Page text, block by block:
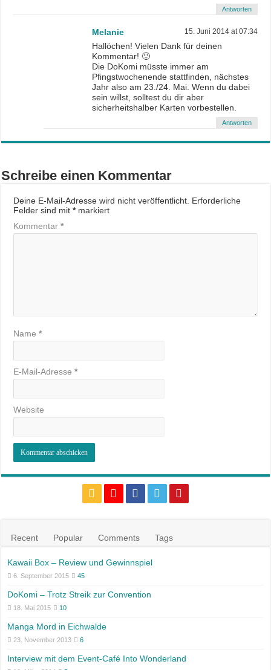
Antworten
Melanie 15. Juni 2014 at 07:34
Hallöchen! Vielen Dank für deinen
Kommentar! 🙂
Die DoKomi müsste immer am
Pfingstwochenende stattfinden, nächstes
Jahr also am 23./24. Mai. Wenn du dabei
sein willst, solltest du dir aber
sicherheitshalber Karten vorbestellen.
Antworten
Schreibe einen Kommentar
Deine E-Mail-Adresse wird nicht veröffentlicht. Erforderliche
Felder sind mit*markiert
Kommentar*
Name*
E-Mail-Adresse*
Website
Recent Popular Comments Tags
Kawaii Box – Review und Gewinnspiel
6. September 2015 45
DoKomi – Trotz Streik zur Convention
18. Mai 2015 10
Manga Mord in Eichwalde
23. November 2013 6
Interview mit dem Event-Café Into Wonderland